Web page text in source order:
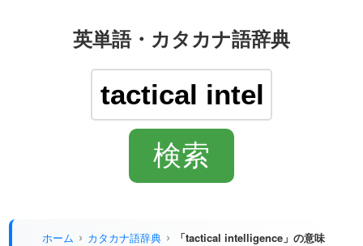
英単語・カタカナ語辞典
ホーム カタカナ語辞典 「tactical intelligence」の意味